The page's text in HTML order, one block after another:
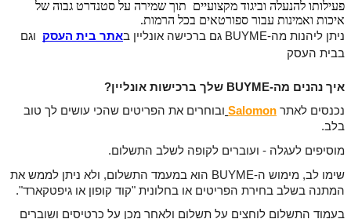
פעילותו להנעלה וביגוד מקצועיים תוך שמירה על סטנדרט גבוה של
איכות ואמינות עבור ספורטאים בכל הרמות.
ניתן ליהנות מה-BUYME גם ברכישה אונליין ב אתר בית העסק
בבית העסק
איך נהנים מה-BUYME שלך ברכישות אונליין?
נכנסים לאתר Salomon
בלב.
מוסיפים לעגלה - ועוברים לקופה לשלב התשלום.
המתנה בשלב בחירת הפריטים או בחלונית "קוד קופון או גיפטקארד".